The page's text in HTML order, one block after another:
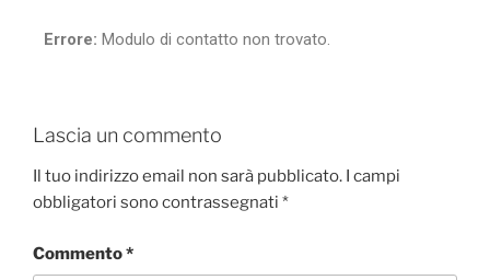
Errore: Modulo di contatto non trovato.
Lascia un commento
Il tuo indirizzo email non sarà pubblicato. I campi
obbligatori sono contrassegnati *
Commento*